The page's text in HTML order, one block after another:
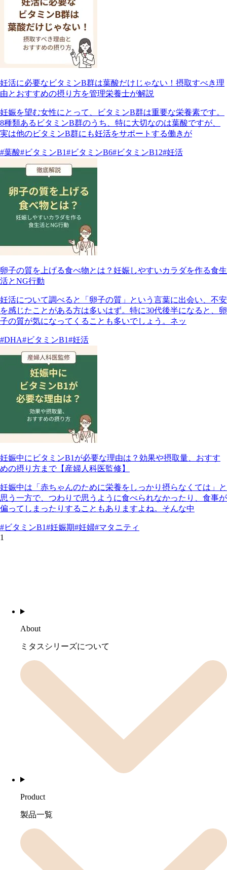
妊活に必要なビタミンB群は葉酸だけじゃない！摂取すべき理
由とおすすめの摂り方を管理栄養士が解説
妊娠を望む女性にとって、ビタミンB群は重要な栄養素です。
8種類あるビタミンB群のうち、特に大切なのは葉酸ですが、
実は他のビタミンB群にも妊活をサポートする働きが
#葉酸#ビタミンB1#ビタミンB6#ビタミンB12#妊活
卵子の質を上げる食べ物とは？妊娠しやすいカラダを作る食生
活とNG行動
妊活について調べると「卵子の質」という言葉に出会い、不安
を感じたことがある方は多いはず。特に30代後半になると、卵
子の質が気になってくることも多いでしょう。ネッ
#DHA#ビタミンB1#妊活
妊娠中にビタミンB1が必要な理由は？効果や摂取量、おすす
めの摂り方まで【産婦人科医監修】
妊娠中は「赤ちゃんのために栄養をしっかり摂らなくては」と
思う一方で、つわりで思うように食べられなかったり、食事が
偏ってしまったりすることもありますよね。そんな中
#ビタミンB1#妊娠期#妊婦#マタニティ
1
About
ミタスシリーズについて
Product
製品一覧